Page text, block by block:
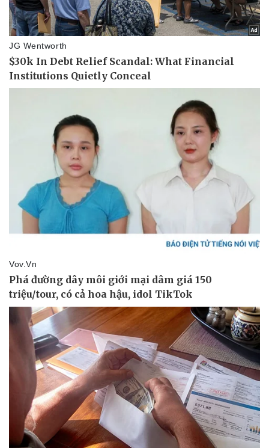
Bóng đá
Lịch thi đấu bóng đá
Thế giới thể thao
eSports
Hậu trường
Ô tô
Xe máy
Tư vấn